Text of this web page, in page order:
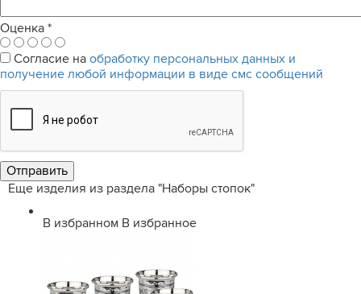
Оценка *
Согласие на обработку персональных данных и
получение любой информации в виде смс сообщений
Еще изделия из раздела "Наборы стопок"
В избранном В избранное